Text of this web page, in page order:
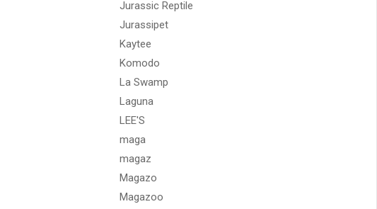
Jurassic Reptile
Jurassipet
Kaytee
Komodo
La Swamp
Laguna
LEE'S
maga
magaz
Magazo
Magazoo